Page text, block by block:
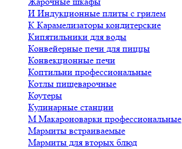
И Индукционные плиты с грилем
К Карамелизаторы кондитерские
Кипятильники для воды
Конвейерные печи для пиццы
Конвекционные печи
Коптильни профессиональные
Котлы пищеварочные
Коутеры
Кулинарные станции
М Макароноварки профессиональные
Мармиты встраиваемые
Мармиты для вторых блюд